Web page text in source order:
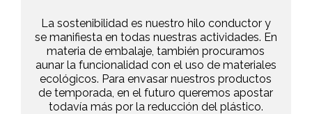
La sostenibilidad es nuestro hilo conductor y
se manifiesta en todas nuestras actividades. En
materia de embalaje, también procuramos
aunar la funcionalidad con el uso de materiales
ecológicos. Para envasar nuestros productos
de temporada, en el futuro queremos apostar
todavía más por la reducción del plástico.